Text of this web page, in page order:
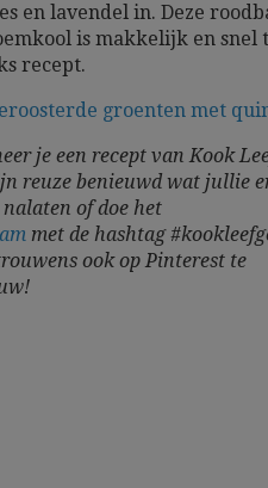
en lavendel in. Deze
is makkelijk en snel
recept.
groenten met
je een recept van Kook
reuze benieuwd wat jullie
of doe het
met de hashtag
ook op Pinterest te